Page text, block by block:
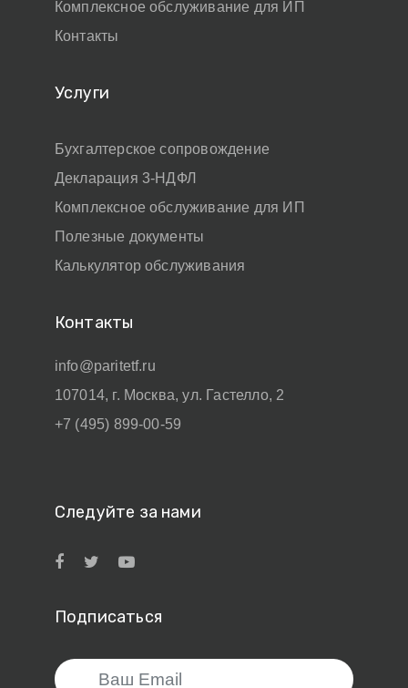
Комплексное обслуживание для ИП
Контакты
Услуги
Бухгалтерское сопровождение
Декларация 3-НДФЛ
Комплексное обслуживание для ИП
Полезные документы
Калькулятор обслуживания
Контакты
info@paritetf.ru
107014, г. Москва, ул. Гастелло, 2
+7 (495) 899-00-59
Следуйте за нами
Подписаться